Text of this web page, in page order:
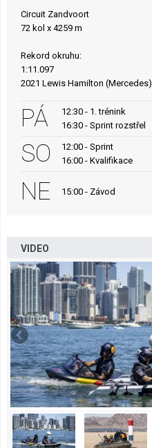
Circuit Zandvoort
72 kol x 4259 m
Rekord okruhu:
1:11.097
2021 Lewis Hamilton (Mercedes)
PÁ
12:30 - 1. trénink
16:30 - Sprint rozstřel
SO
12:00 - Sprint
16:00 - Kvalifikace
NE 15:00 - Závod
VIDEO